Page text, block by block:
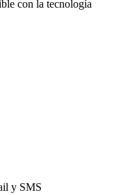
con la tecnología
y SMS